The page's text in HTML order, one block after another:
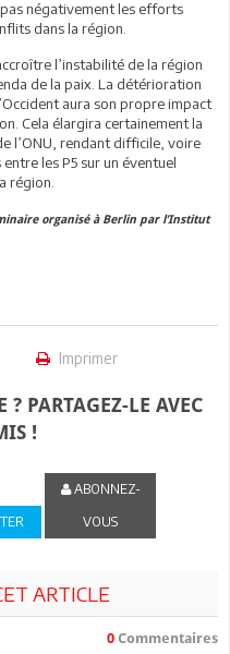
négativement les efforts
dans la région.
l’instabilité de la région
de la paix. La détérioration
aura son propre impact
Cela élargira certainement la
l’ONU, rendant difficile, voire
les P5 sur un éventuel
région.
organisé à Berlin par l’Institut
Imprimer
PARTAGEZ-LE AVEC
!
ABONNEZ-
VOUS
ARTICLE
0 Commentaires